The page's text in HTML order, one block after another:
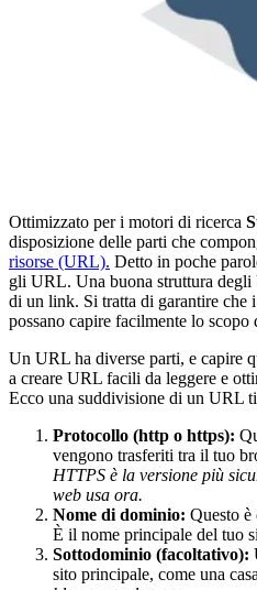
Ottimizzato per i motori di ricerca
disposizione delle parti che
risorse (URL). Detto in poche
gli URL. Una buona struttura degli
di un link. Si tratta di garantire che
possano capire facilmente lo scopo
Un URL ha diverse parti, e capire
a creare URL facili da leggere e
Ecco una suddivisione di un URL
Protocollo (http o https):
vengono trasferiti tra il tuo
HTTPS è la versione più
web usa ora.
Nome di dominio: Questo è
È il nome principale del tuo
Sottodominio (facoltativo):
sito principale, come una